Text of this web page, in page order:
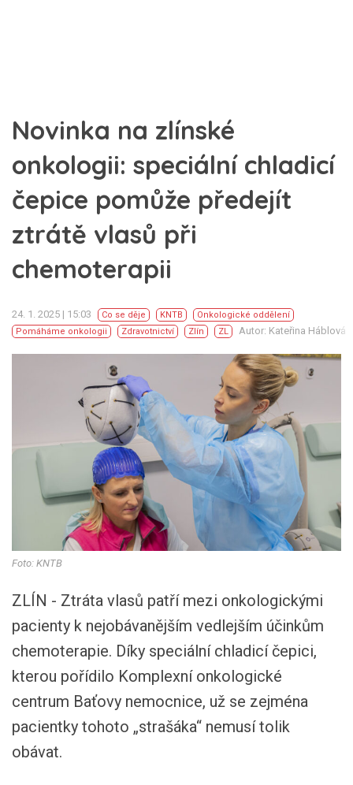
Novinka na zlínské
onkologii: speciální chladicí
čepice pomůže předejít
ztrátě vlasů při
chemoterapii
24. 1. 2025 | 15:03 Co se děje KNTB
Onkologické oddělení
Pomáháme onkologii
Zdravotnictví Zlín ZL Autor: Kateřina Háblová
Foto: KNTB
ZLÍN - Ztráta vlasů patří mezi onkologickými
pacienty k nejobávanějším vedlejším účinkům
chemoterapie. Díky speciální chladicí čepici,
kterou pořídilo Komplexní onkologické
centrum Baťovy nemocnice, už se zejména
pacientky tohoto „strašáka“ nemusí tolik
obávat.